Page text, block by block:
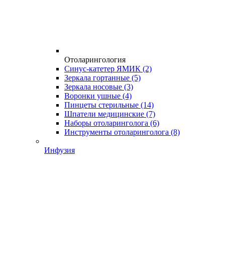
Отоларингология
Синус-катетер ЯМИК (2)
Зеркала гортанные (5)
Зеркала носовые (3)
Воронки ушные (4)
Пинцеты стерильные (14)
Шпатели медицинские (7)
Наборы отоларинголога (6)
Инструменты отоларинголога (8)
Инфузия